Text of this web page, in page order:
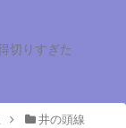
切りすぎた
井の頭線